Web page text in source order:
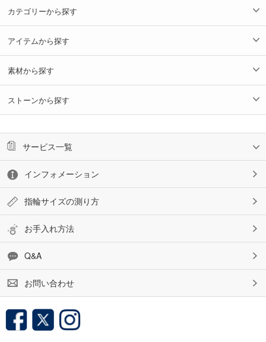
カテゴリーから探す
アイテムから探す
素材から探す
ストーンから探す
サービス一覧
インフォメーション
指輪サイズの測り方
お手入れ方法
Q&A
お問い合わせ